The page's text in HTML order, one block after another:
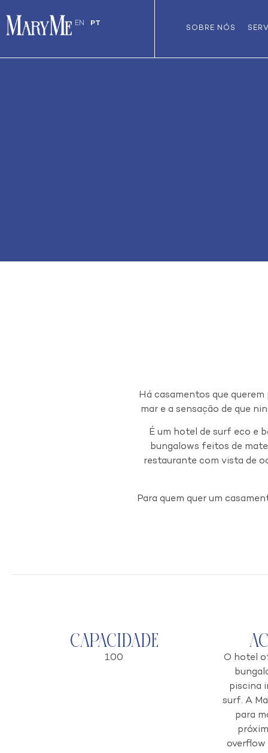
EN PT
SOBRE NÓS
Há casamentos que
mar e a sensação de que
É um hotel de surf eco e
bungalows feitos de
restaurante com vista de
Para quem quer um
Capacidade
100
O hotel
piscina
surf. A
para
overflow